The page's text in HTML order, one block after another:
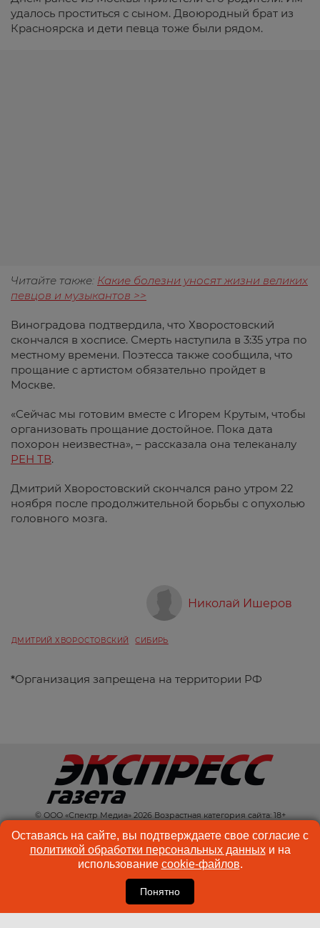
удалось проститься с сыном. Двоюродный брат из
Красноярска и дети певца тоже были рядом.
Читайте также: Какие болезни уносят жизни великих
певцов и музыкантов >>
Виноградова подтвердила, что Хворостовский
скончался в хосписе. Смерть наступила в 3:35 утра по
местному времени. Поэтесса также сообщила, что
прощание с артистом обязательно пройдет в
Москве.
«Сейчас мы готовим вместе с Игорем Крутым, чтобы
организовать прощание достойное. Пока дата
похорон неизвестна», – рассказала она телеканалу
РЕН ТВ.
Дмитрий Хворостовский скончался рано утром 22
ноября после продолжительной борьбы с опухолью
головного мозга.
Николай Ишеров
ДМИТРИЙ ХВОРОСТОВСКИЙ СИБИРЬ
*Организация запрещена на территории РФ
© ООО «Спектр Медиа» 2026 Возрастная категория сайта: 18+
КОНТАКТЫ
РЕКЛАМА
КУКИ-ФАЙЛЫ
ПОЛЬЗОВАТЕЛЬСКОЕ
СОГЛАШЕНИЕ
Оставаясь на сайте, вы подтверждаете свое согласие с
политикой обработки персональных данныхи на
использование cookie-файлов.
Понятно